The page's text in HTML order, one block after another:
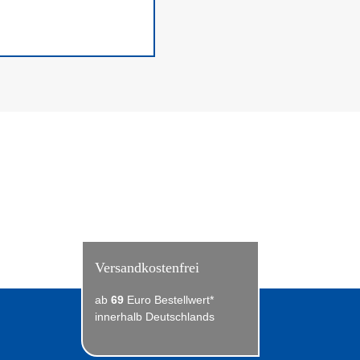
Versandkostenfrei
ab 69 Euro Bestellwert*
innerhalb Deutschlands